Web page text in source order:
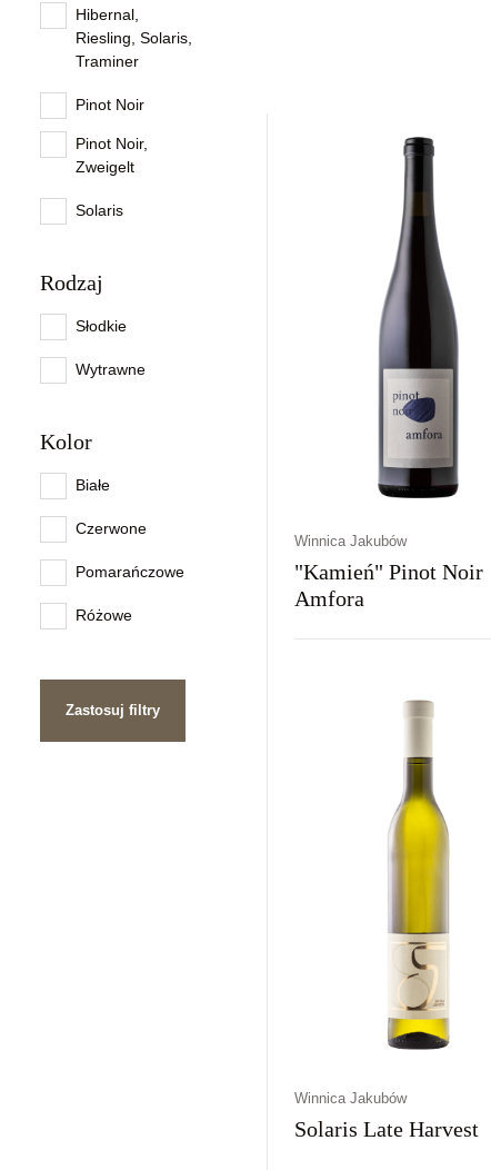
Hibernal,
Riesling, Solaris,
Traminer
Pinot Noir
Pinot Noir,
Zweigelt
Solaris
Rodzaj
Słodkie
Wytrawne
Kolor
Białe
Czerwone
Pomarańczowe
Różowe
Zastosuj filtry
Winnica Jakubów
"Kamień" Pinot Noir
Amfora
Winnica Jakubów
Solaris Late Harvest